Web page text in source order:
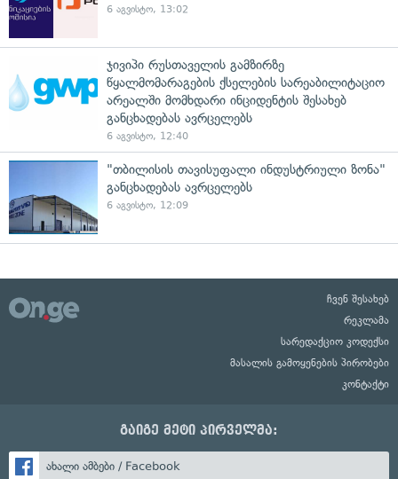
6 აგვისტო, 13:02
ჯივიპი რუსთაველის გამზირზე
წყალმომარაგების ქსელების სარეაბილიტაციო
არეალში მომხდარი ინციდენტის შესახებ
განცხადებას ავრცელებს
6 აგვისტო, 12:40
"თბილისის თავისუფალი ინდუსტრიული ზონა"
განცხადებას ავრცელებს
6 აგვისტო, 12:09
ჩვენ შესახებ
რეკლამა
სარედაქციო კოდექსი
მასალის გამოყენების პირობები
კონტაქტი
გაიგე მეტი პირველმა:
ახალი ამბები / Facebook